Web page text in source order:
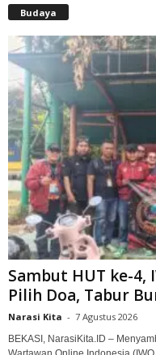
Budaya
Sambut HUT ke-4,
Pilih Doa, Tabur
Narasi Kita - 7 Agustus 2026
BEKASI, NarasiKita.ID –